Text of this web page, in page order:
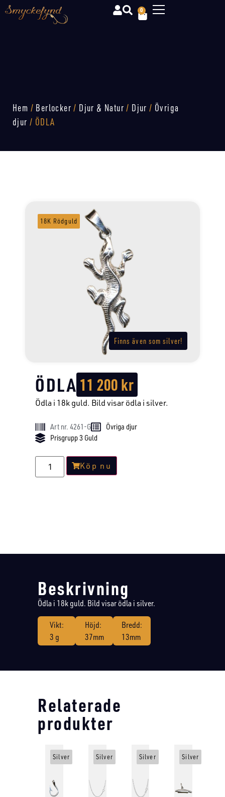
0
Hem / Berlocker / Djur & Natur / Djur / Övriga
djur / ÖDLA
Finns även som silver!
18K Rödguld
ÖDLA 11 200kr
Ödla i 18k guld. Bild visar ödla i silver.
Art nr. 4261-G
Övriga djur
Prisgrupp 3 Guld
Köp nu
Beskrivning
Ödla i 18k guld. Bild visar ödla i silver.
Vikt:
3 g
Höjd:
37mm
Bredd:
13mm
Relaterade
produkter
Silver Silver Silver Silver